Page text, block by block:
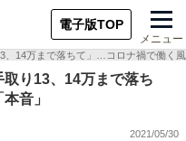
電子版TOP
メニュー
、14万まで落ちて」…コロナ禍で働く
取り13、14万まで落ち
音」
2021/05/30